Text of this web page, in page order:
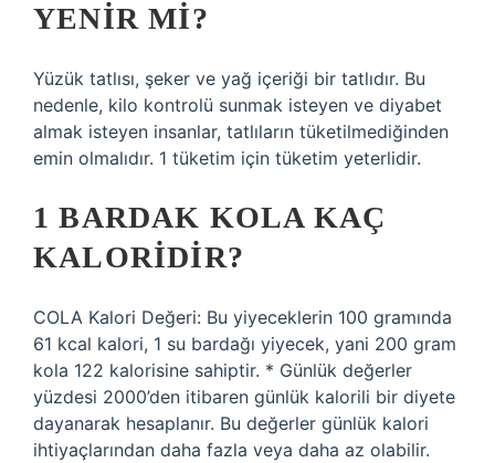
YENIR MI?
Yüzük tatlısı, şeker ve yağ içeriği bir tatlıdır. Bu
nedenle, kilo kontrolü sunmak isteyen ve diyabet
almak isteyen insanlar, tatlıların tüketilmediğinden
emin olmalıdır. 1 tüketim için tüketim yeterlidir.
1 BARDAK KOLA KAÇ
KALORIDIR?
COLA Kalori Değeri: Bu yiyeceklerin 100 gramında
61 kcal kalori, 1 su bardağı yiyecek, yani 200 gram
kola 122 kalorisine sahiptir. * Günlük değerler
yüzdesi 2000’den itibaren günlük kalorili bir diyete
dayanarak hesaplanır. Bu değerler günlük kalori
ihtiyaçlarından daha fazla veya daha az olabilir.